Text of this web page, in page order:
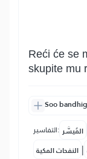
Reći će se
skupite mu
Soo
التفاسير: المُيسَّر
النفحات المكية |